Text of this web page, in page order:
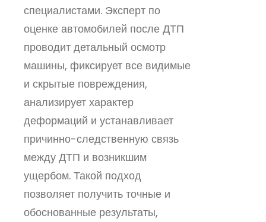
специалистами. Эксперт по
оценке автомобилей после ДТП
проводит детальный осмотр
машины, фиксирует все видимые
и скрытые повреждения,
анализирует характер
деформаций и устанавливает
причинно-следственную связь
между ДТП и возникшим
ущербом. Такой подход
позволяет получить точные и
обоснованные результаты,